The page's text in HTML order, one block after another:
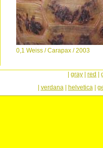
0,1 Weiss / Carapax / 2003
gray red
verdana| helvetica|